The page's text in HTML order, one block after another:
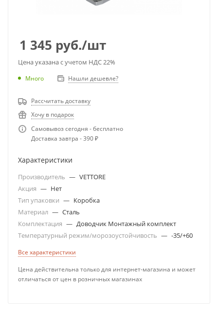
1 345 руб./шт
Цена указана с учетом НДС 22%
Много Нашли дешевле?
Рассчитать доставку
Хочу в подарок
Самовывоз сегодня - бесплатно
Доставка завтра - 390 ₽
Характеристики
Производитель — VETTORE
Акция — Нет
Тип упаковки — Коробка
Материал — Сталь
Комплектация — Доводчик Монтажный комплект
Температурный режим/морозоустойчивость — -35/+60
Все характеристики
Цена действительна только для интернет-магазина и может
отличаться от цен в розничных магазинах